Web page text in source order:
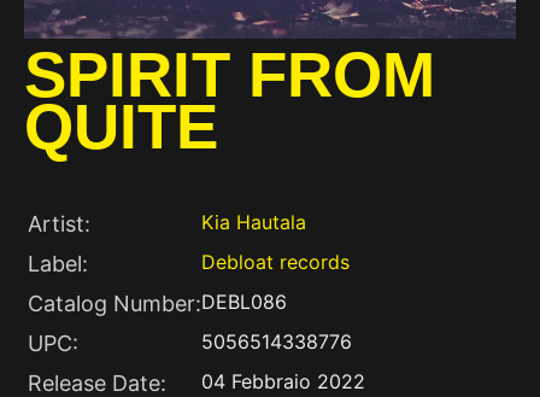
SPIRIT FROM
QUITE
Artist: Kia Hautala
Label: Debloat records
Catalog Number:DEBL086
UPC: 5056514338776
Release Date: 04 Febbraio 2022